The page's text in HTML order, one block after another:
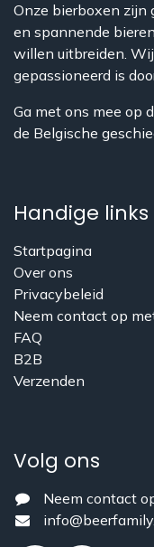
Onze bierboxen zijn
en spannende
willen uitbreiden.
gepassioneerd is
Ga met ons mee op
de Belgische
Handige links
Startpagina
Over ons
​Privacybeleid
Neem contact op
FAQ
B2B
Verzenden
Volg ons
Neem contact